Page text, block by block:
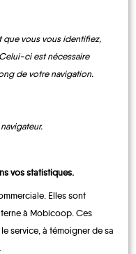
?
que vous vous identifiez,
ci est nécessaire
de votre navigation.
vos statistiques.
Elles sont
à Mobicoop. Ces
service, à témoigner de sa